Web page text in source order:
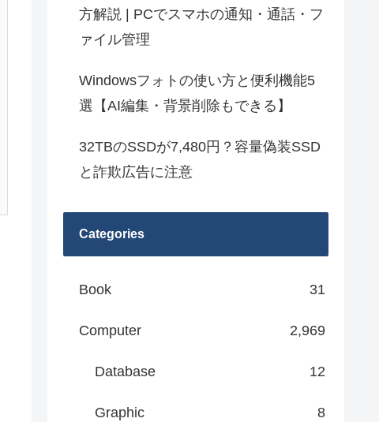
方解説 | PCでスマホの通知・通話・フ
ァイル管理
Windowsフォトの使い方と便利機能5
選【AI編集・背景削除もできる】
32TBのSSDが7,480円？容量偽装SSD
と詐欺広告に注意
Categories
Book 31
Computer 2,969
Database 12
Graphic 8